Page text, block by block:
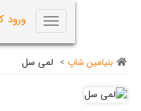
ورود کــاربران
> لمی سل